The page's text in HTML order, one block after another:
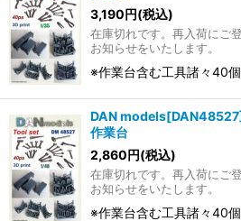
3,190円(税込)
在庫切れです。再入荷にご
お知らせをいたします。
※作業台含む工具諸々40
DAN
作業台
2,860円(税込)
在庫切れです。再入荷にご
お知らせをいたします。
※作業台含む工具諸々40